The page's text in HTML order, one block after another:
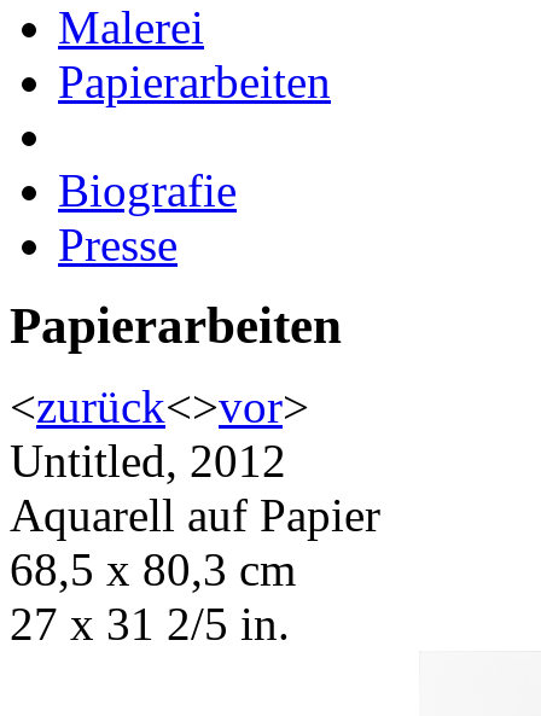
Malerei
Papierarbeiten
Biografie
Presse
Papierarbeiten
<zurück<>vor>
Untitled, 2012
Aquarell auf Papier
68,5 x 80,3 cm
27 x 31 2/5 in.